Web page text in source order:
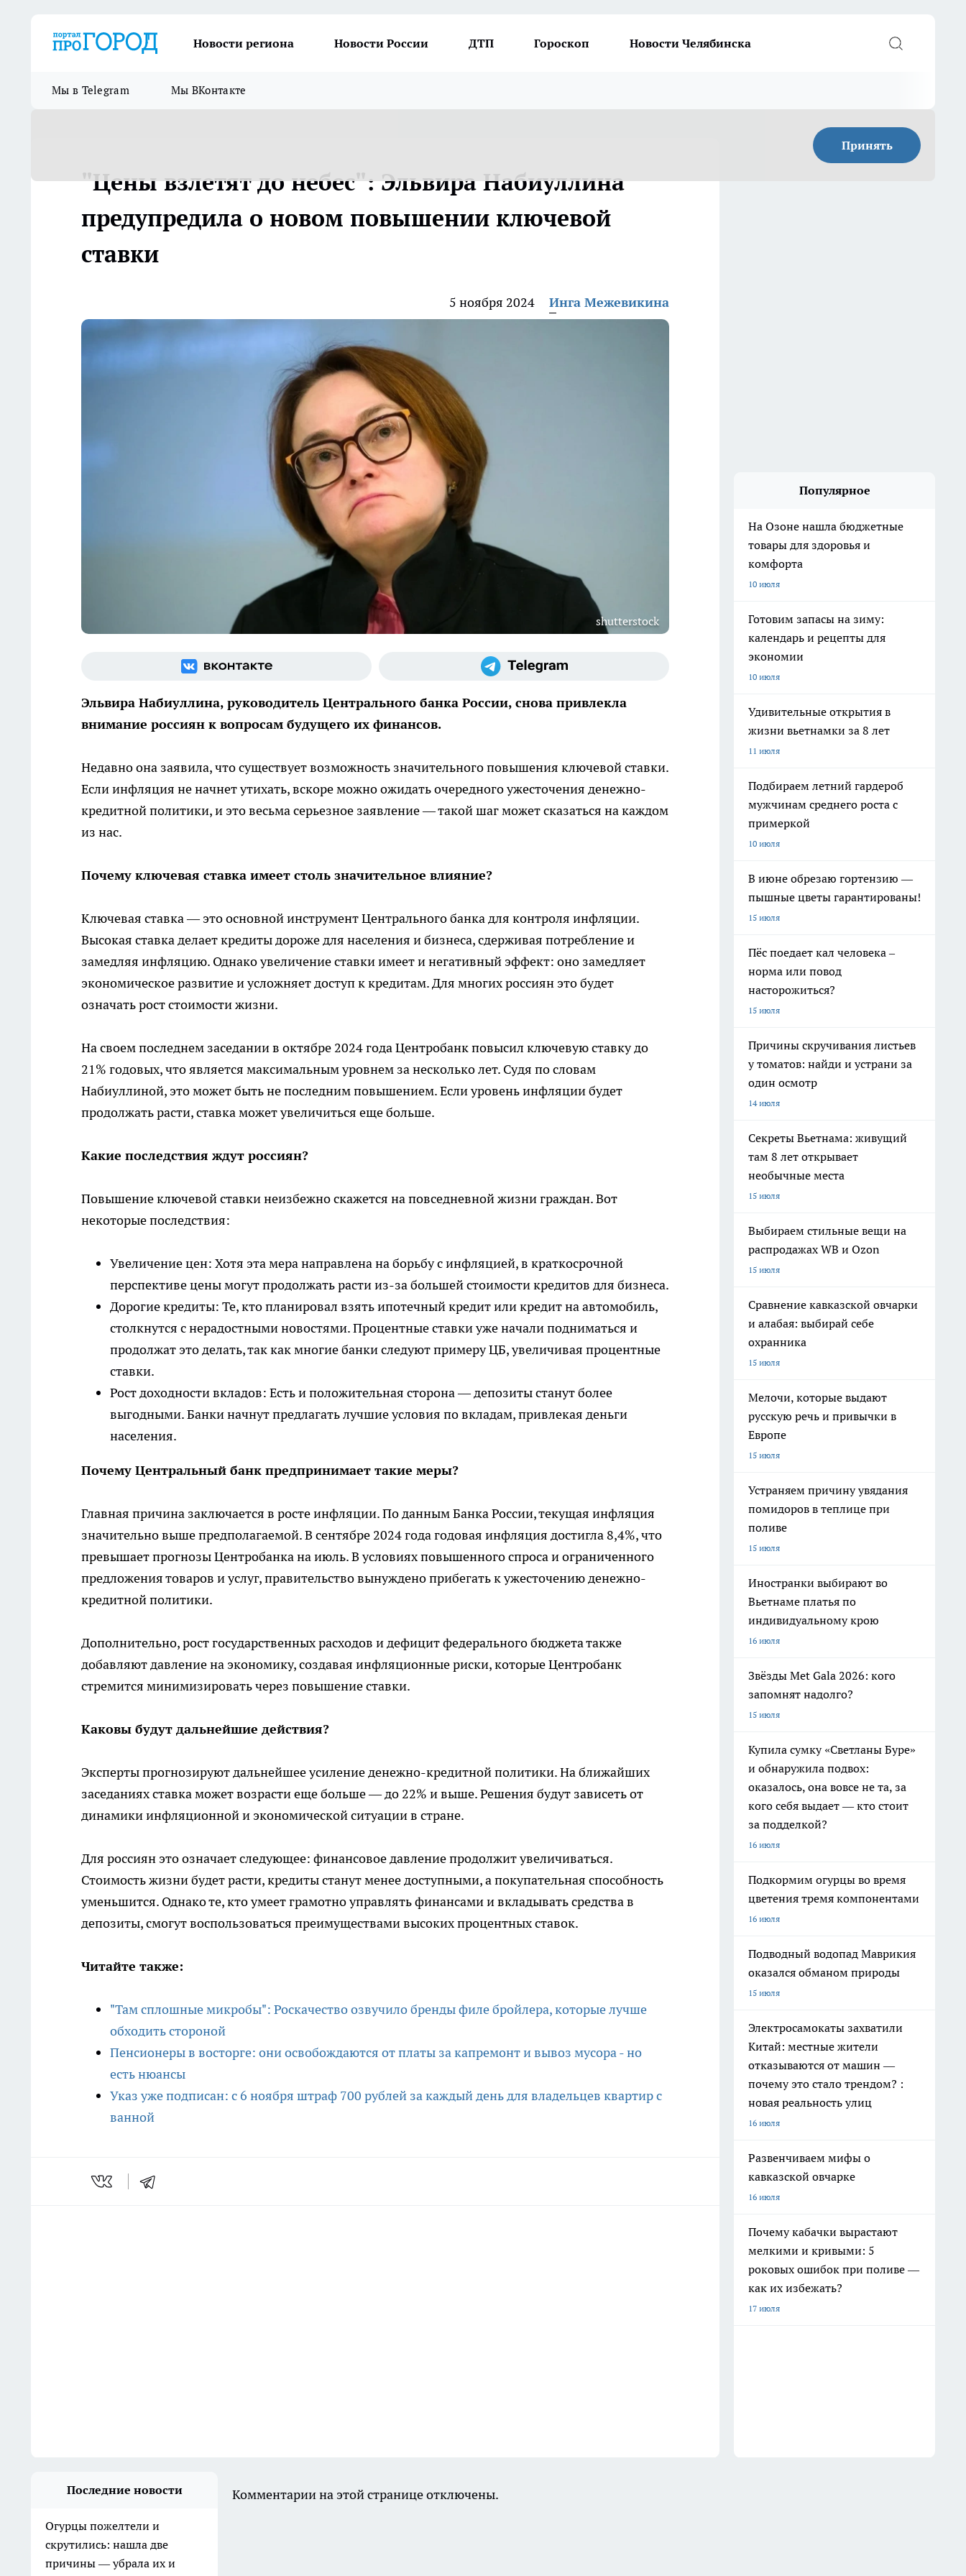
Новости региона Новости России ДТП Гороскоп Новости Челябинска
Мы в Telegram Мы ВКонтакте
Принять
"Цены взлетят до небес": Эльвира Набиуллина
предупредила о новом повышении ключевой
ставки
5 ноября 2024 Инга Межевикина
shutterstock
Эльвира Набиуллина, руководитель Центрального банка России, снова привлекла
внимание россиян к вопросам будущего их финансов.
Недавно она заявила, что существует возможность значительного повышения ключевой ставки.
Если инфляция не начнет утихать, вскоре можно ожидать очередного ужесточения денежно-
кредитной политики, и это весьма серьезное заявление — такой шаг может сказаться на каждом
из нас.
Почему ключевая ставка имеет столь значительное влияние?
Ключевая ставка — это основной инструмент Центрального банка для контроля инфляции.
Высокая ставка делает кредиты дороже для населения и бизнеса, сдерживая потребление и
замедляя инфляцию. Однако увеличение ставки имеет и негативный эффект: оно замедляет
экономическое развитие и усложняет доступ к кредитам. Для многих россиян это будет
означать рост стоимости жизни.
На своем последнем заседании в октябре 2024 года Центробанк повысил ключевую ставку до
21% годовых, что является максимальным уровнем за несколько лет. Судя по словам
Набиуллиной, это может быть не последним повышением. Если уровень инфляции будет
продолжать расти, ставка может увеличиться еще больше.
Какие последствия ждут россиян?
Повышение ключевой ставки неизбежно скажется на повседневной жизни граждан. Вот
некоторые последствия:
Увеличение цен: Хотя эта мера направлена ​​на борьбу с инфляцией, в краткосрочной
перспективе цены могут продолжать расти из-за большей стоимости кредитов для бизнеса.
Дорогие кредиты: Те, кто планировал взять ипотечный кредит или кредит на автомобиль,
столкнутся с нерадостными новостями. Процентные ставки уже начали подниматься и
продолжат это делать, так как многие банки следуют примеру ЦБ, увеличивая процентные
ставки.
Рост доходности вкладов: Есть и положительная сторона — депозиты станут более
выгодными. Банки начнут предлагать лучшие условия по вкладам, привлекая деньги
населения.
Почему Центральный банк предпринимает такие меры?
Главная причина заключается в росте инфляции. По данным Банка России, текущая инфляция
значительно выше предполагаемой. В сентябре 2024 года годовая инфляция достигла 8,4%, что
превышает прогнозы Центробанка на июль. В условиях повышенного спроса и ограниченного
предложения товаров и услуг, правительство вынуждено прибегать к ужесточению денежно-
кредитной политики.
Дополнительно, рост государственных расходов и дефицит федерального бюджета также
добавляют давление на экономику, создавая инфляционные риски, которые Центробанк
стремится минимизировать через повышение ставки.
Каковы будут дальнейшие действия?
Эксперты прогнозируют дальнейшее усиление денежно-кредитной политики. На ближайших
заседаниях ставка может возрасти еще больше — до 22% и выше. Решения будут зависеть от
динамики инфляционной и экономической ситуации в стране.
Для россиян это означает следующее: финансовое давление продолжит увеличиваться.
Стоимость жизни будет расти, кредиты станут менее доступными, а покупательная способность
уменьшится. Однако те, кто умеет грамотно управлять финансами и вкладывать средства в
депозиты, смогут воспользоваться преимуществами высоких процентных ставок.
Читайте также:
"Там сплошные микробы": Роскачество озвучило бренды филе бройлера, которые лучше
обходить стороной
Пенсионеры в восторге: они освобождаются от платы за капремонт и вывоз мусора - но
есть нюансы
Указ уже подписан: с 6 ноября штраф 700 рублей за каждый день для владельцев квартир с
ванной
Популярное
На Озоне нашла бюджетные
товары для здоровья и
комфорта
10 июля
Готовим запасы на зиму:
календарь и рецепты для
экономии
10 июля
Удивительные открытия в
жизни вьетнамки за 8 лет
11 июля
Подбираем летний гардероб
мужчинам среднего роста с
примеркой
10 июля
В июне обрезаю гортензию —
пышные цветы гарантированы!
15 июля
Пёс поедает кал человека –
норма или повод
насторожиться?
15 июля
Причины скручивания листьев
у томатов: найди и устрани за
один осмотр
14 июля
Секреты Вьетнама: живущий
там 8 лет открывает
необычные места
15 июля
Выбираем стильные вещи на
распродажах WB и Ozon
15 июля
Сравнение кавказской овчарки
и алабая: выбирай себе
охранника
15 июля
Мелочи, которые выдают
русскую речь и привычки в
Европе
15 июля
Устраняем причину увядания
помидоров в теплице при
поливе
15 июля
Иностранки выбирают во
Вьетнаме платья по
индивидуальному крою
16 июля
Звёзды Met Gala 2026: кого
запомнят надолго?
15 июля
Купила сумку «Светланы Буре»
и обнаружила подвох:
оказалось, она вовсе не та, за
кого себя выдает — кто стоит
за подделкой?
16 июля
Подкормим огурцы во время
цветения тремя компонентами
16 июля
Подводный водопад Маврикия
оказался обманом природы
15 июля
Электросамокаты захватили
Китай: местные жители
отказываются от машин —
почему это стало трендом? :
новая реальность улиц
16 июля
Развенчиваем мифы о
кавказской овчарке
16 июля
Почему кабачки вырастают
мелкими и кривыми: 5
роковых ошибок при поливе —
как их избежать?
17 июля
Последние новости
Огурцы пожелтели и
скрутились: нашла две
причины — убрала их и
Комментарии на этой странице отключены.